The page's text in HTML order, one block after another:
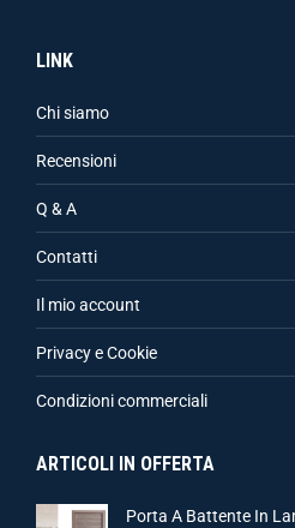
LINK
Chi siamo
Recensioni
Q & A
Contatti
Il mio account
Privacy e Cookie
Condizioni commerciali
ARTICOLI IN OFFERTA
Porta A Battente In